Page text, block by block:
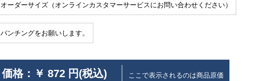
オーダーサイズ（オンラインカスタマーサービスにお問い合わせください）
パンチングをお願いします。
価格： ￥ 872 円(税込)
ここで表示されるのは商品原価